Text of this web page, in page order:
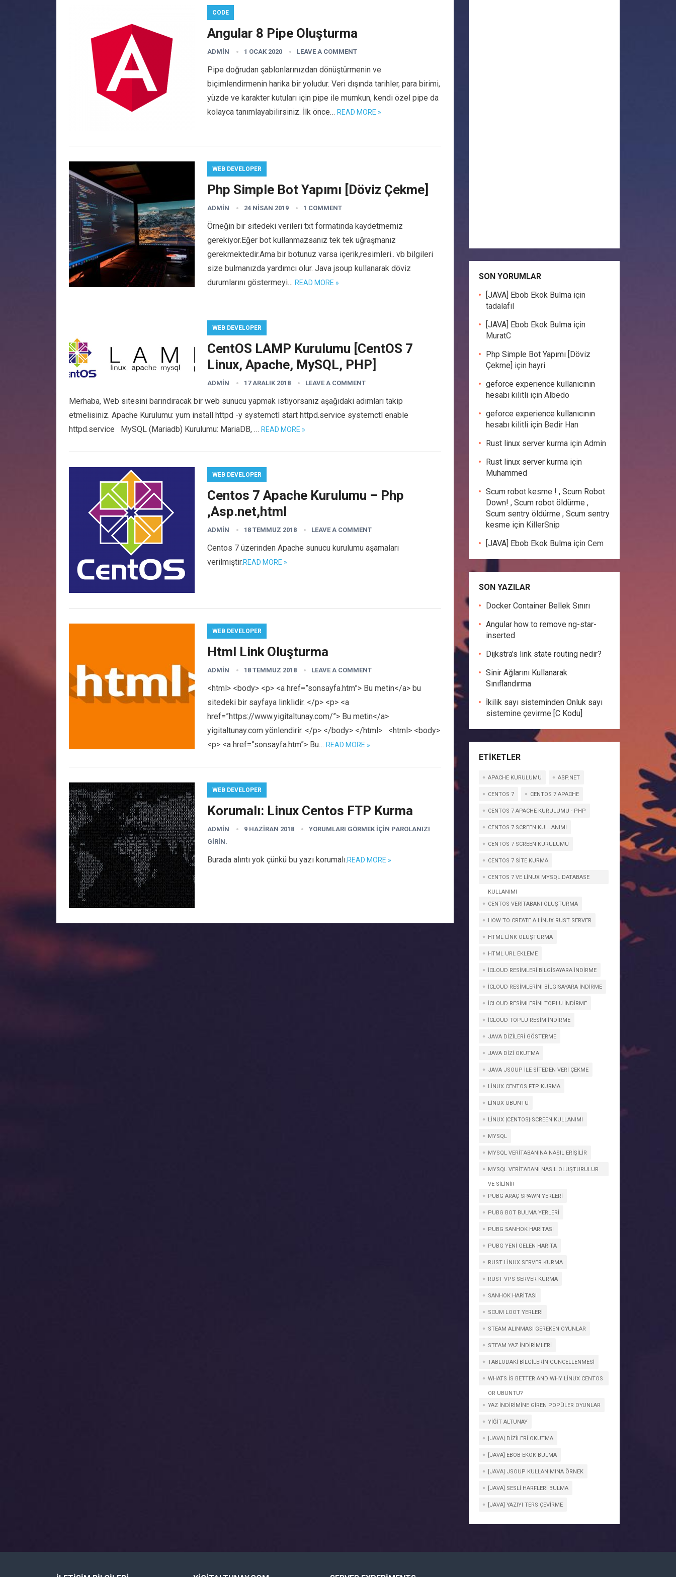
CODE
Angular 8 Pipe Oluşturma
ADMIN 1 OCAK 2020 LEAVE A COMMENT
Pipe doğrudan şablonlarınızdan dönüştürmenin ve
biçimlendirmenin harika bir yoludur. Veri dışında tarihler, para birimi,
yüzde ve karakter kutuları için pipe ile mumkun, kendi özel pipe da
kolayca tanımlayabilirsiniz. İlk önce… READ MORE »
WEB DEVELOPER
Php Simple Bot Yapımı [Döviz Çekme]
ADMIN 24 NISAN 2019 1 COMMENT
Örneğin bir sitedeki verileri txt formatında kaydetmemiz
gerekiyor.Eğer bot kullanmazsanız tek tek uğraşmanız
gerekmektedir.Ama bir botunuz varsa içerik,resimleri.. vb bilgileri
size bulmanızda yardımcı olur. Java jsoup kullanarak döviz
durumlarını göstermeyi… READ MORE »
WEB DEVELOPER
CentOS LAMP Kurulumu [CentOS 7
Linux, Apache, MySQL, PHP]
ADMIN 17 ARALIK 2018 LEAVE A COMMENT
Merhaba, Web sitesini barındıracak bir web sunucu yapmak istiyorsanız aşağıdaki adımları takip
etmelisiniz. Apache Kurulumu: yum install httpd -y systemctl start httpd.service systemctl enable
httpd.service MySQL (Mariadb) Kurulumu: MariaDB, … READ MORE »
WEB DEVELOPER
Centos 7 Apache Kurulumu – Php
,Asp.net,html
ADMIN 18 TEMMUZ 2018 LEAVE A COMMENT
Centos 7 üzerinden Apache sunucu kurulumu aşamaları
verilmiştir.READ MORE »
WEB DEVELOPER
Html Link Oluşturma
ADMIN 18 TEMMUZ 2018 LEAVE A COMMENT
<html> <body> <p> <a href=”sonsayfa.htm”> Bu metin</a> bu
sitedeki bir sayfaya linklidir. </p> <p> <a
href=”https://www.yigitaltunay.com/”> Bu metin</a>
yigitaltunay.com yönlendirir. </p> </body> </html> <html> <body>
<p> <a href=”sonsayfa.htm”> Bu… READ MORE »
WEB DEVELOPER
Korumalı: Linux Centos FTP Kurma
ADMIN 9 HAZIRAN 2018
YORUMLARI GÖRMEK IÇIN PAROLANIZI
GIRIN.
Burada alıntı yok çünkü bu yazı korumalı.READ MORE »
SON YORUMLAR
[JAVA] Ebob Ekok Bulma için
tadalafil
[JAVA] Ebob Ekok Bulma için
MuratC
Php Simple Bot Yapımı [Döviz
Çekme] için hayri
geforce experience kullanıcının
hesabı kilitli için Albedo
geforce experience kullanıcının
hesabı kilitli için Bedir Han
Rust linux server kurma için Admin
Rust linux server kurma için
Muhammed
Scum robot kesme ! , Scum Robot
Down! , Scum robot öldürme ,
Scum sentry öldürme , Scum sentry
kesme için KillerSnip
[JAVA] Ebob Ekok Bulma için Cem
SON YAZILAR
Docker Container Bellek Sınırı
Angular how to remove ng-star-
inserted
Dijkstra’s link state routing nedir?
Sinir Ağlarını Kullanarak
Sınıflandırma
İkilik sayı sisteminden Onluk sayı
sistemine çevirme [C Kodu]
ETIKETLER
APACHE KURULUMU ASP.NET
CENTOS 7 CENTOS 7 APACHE
CENTOS 7 APACHE KURULUMU - PHP
CENTOS 7 SCREEN KULLANIMI
CENTOS 7 SCREEN KURULUMU
CENTOS 7 SITE KURMA
CENTOS 7 VE LINUX MYSQL DATABASE
KULLANIMI
CENTOS VERITABANI OLUŞTURMA
HOW TO CREATE A LINUX RUST SERVER
HTML LINK OLUŞTURMA
HTML URL EKLEME
ICLOUD RESIMLERI BILGISAYARA INDIRME
ICLOUD RESIMLERINI BILGISAYARA INDIRME
ICLOUD RESIMLERINI TOPLU INDIRME
ICLOUD TOPLU RESIM INDIRME
JAVA DIZILERI GÖSTERME
JAVA DIZI OKUTMA
JAVA JSOUP İLE SİTEDEN VERİ ÇEKME
LINUX CENTOS FTP KURMA
LINUX UBUNTU
LINUX [CENTOS} SCREEN KULLANIMI
MYSQL
MYSQL VERITABANINA NASIL ERIŞILIR
MYSQL VERITABANI NASIL OLUŞTURULUR
VE SILINIR
PUBG ARAÇ SPAWN YERLERI
PUBG BOT BULMA YERLERI
PUBG SANHOK HARITASI
PUBG YENI GELEN HARITA
RUST LINUX SERVER KURMA
RUST VPS SERVER KURMA
SANHOK HARITASI
SCUM LOOT YERLERI
STEAM ALINMASI GEREKEN OYUNLAR
STEAM YAZ INDIRIMLERI
TABLODAKI BILGILERIN GÜNCELLENMESI
WHATS IS BETTER AND WHY LINUX CENTOS
OR UBUNTU?
YAZ İNDIRIMINE GIREN POPÜLER OYUNLAR
YIĞIT ALTUNAY
[JAVA] DIZILERI OKUTMA
[JAVA] EBOB EKOK BULMA
[JAVA] JSOUP KULLANIMINA ÖRNEK
[JAVA] SESLI HARFLERI BULMA
[JAVA] YAZIYI TERS ÇEVIRME